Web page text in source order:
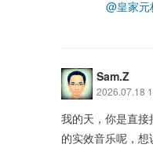
@皇家元
Sam.Z
2026.07.18
我的天，你是直
的实效音乐呢，